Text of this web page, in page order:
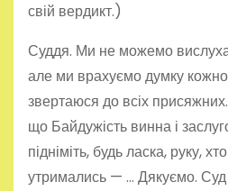
свій вердикт.)
Суддя. Ми не можемо
але ми врахуємо думку
звертаюся до всіх
що Байдужість винна і
підніміть, будь ласка, руку,
утримались — … Дякуємо.